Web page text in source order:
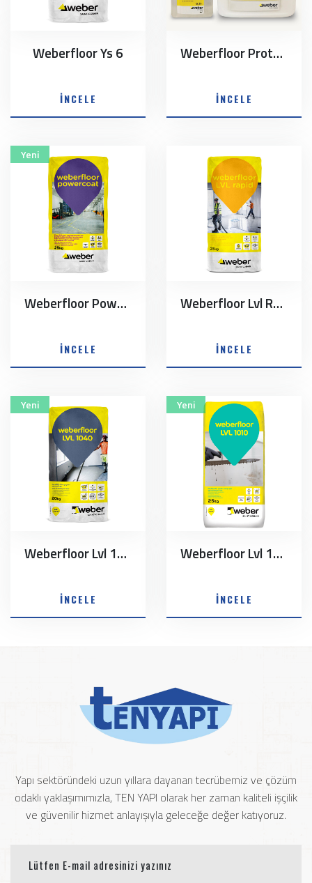
Weberfloor Ys 6
İNCELE
Weberfloor Protect
İNCELE
Yeni
Weberfloor Powercoat
İNCELE
Weberfloor Lvl Rapid
İNCELE
Yeni
Weberfloor Lvl 1040
İNCELE
Yeni
Weberfloor Lvl 1010
İNCELE
Yapı sektöründeki uzun yıllara dayanan tecrübemiz ve çözüm
odaklı yaklaşımımızla, TEN YAPI olarak her zaman kaliteli işçilik
ve güvenilir hizmet anlayışıyla geleceğe değer katıyoruz.